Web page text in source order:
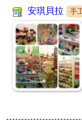
📢新北批發百坪
主、團媽、自取店
07/30 手工藝
冠亦商行手工皂
額贈精油，快來
07/30 購物商城
天天上新品 😁ID
07/30 購物商城
安琪貝拉
手